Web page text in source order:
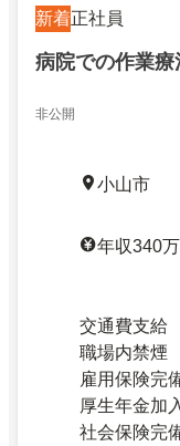
新着正社員
病院での作業
非公開
小山市
年収340
交通費支給
職場内禁煙
雇用保険完
厚生年金加
社会保険完